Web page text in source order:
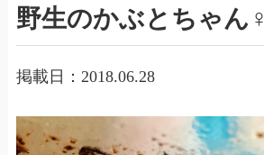
野生のかぶとちゃん♀
掲載日：2018.06.28